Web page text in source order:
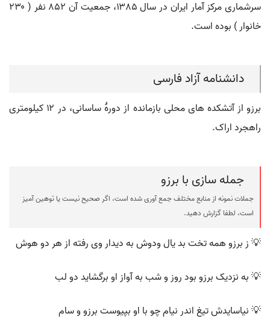
سرشماری مرکز آمار ایران در سال ۱۳۸۵، جمعیت آن ۸۵۲ نفر ( ۲۳۰
خانوار ) بوده است.
دانشنامه آزاد فارسی
برزو از آتشکده های محلی بازمانده از دورۀ ساسانی، در ۱۲ کیلومتری
راهجرد اراک.
جمله سازی با برزو
جملات نمونه از منابع مختلف جمع آوری شده است، اگر صحیح نیست یا توهین آمیز
است، لطفا گزارش دهید.
💡 ز برزو همه تخت بد یال ودوش به دیدار وی رفته از هر دو هوش
💡 به نزدیک برزو بود روز و شب به آواز او برگشاید دو لب
💡 نیاسایدش تیغ اندر نیام چو با او بپیوست برزو و سام